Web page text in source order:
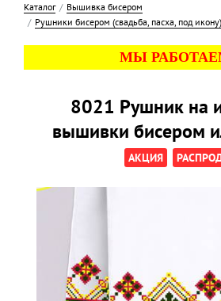
Каталог
Вышивка бисером
Рушники бисером (свадьба, пасха, под икону)
МЫ
8021 Рушник на
вышивки бисером
АКЦИЯ